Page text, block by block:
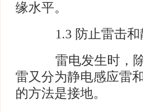
缘水平。
1.3 防止雷击和
雷电发生时，除
雷又分为静电感应雷
的方法是接地。